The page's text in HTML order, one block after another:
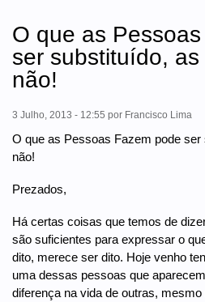
O que as
ser substituído, as
não!
3 Julho, 2013 - 12:55 por Francisco Lima
O que as Pessoas Fazem pode
não!
Prezados,
Há certas coisas que temos de
são suficientes para expressar o
dito, merece ser dito. Hoje venho
uma dessas pessoas que
diferença na vida de outras,